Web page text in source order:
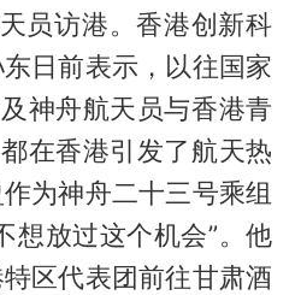
员访港。香港创新科
日前表示，以往国家
神舟航天员与香港青
在香港引发了航天热
为神舟二十三号乘组
想放过这个机会”。他
区代表团前往甘肃酒